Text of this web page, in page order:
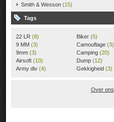
Smith & Wesson (15)
Tags
22 LR (8)
9 MM (3)
9mm (3)
Airsoft (10)
Army div (4)
Biker (5)
Camouflage (3)
Camping (20)
Dump (12)
Gekkigheid (3)
Over ons